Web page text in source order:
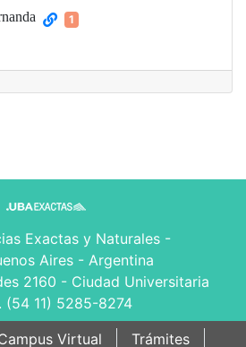
1
Exactas y Naturales -
Aires - Argentina
2160 - Ciudad Universitaria
(54 11) 5285-8274
Virtual Trámites